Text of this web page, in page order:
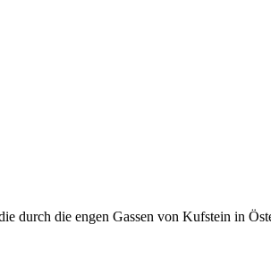
durch die engen Gassen von Kufstein in